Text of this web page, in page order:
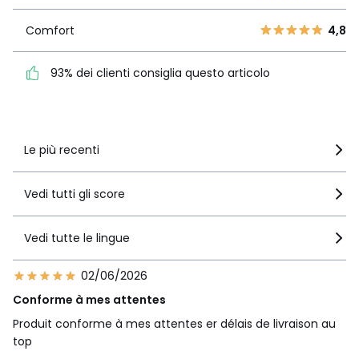
1 0
questo articolo
Comfort 4,8
93% dei clienti consiglia questo articolo
Le più recenti
Vedi tutti gli score
Vedi tutte le lingue
02/06/2026
Conforme à mes attentes
Produit conforme à mes attentes er délais de livraison au
top